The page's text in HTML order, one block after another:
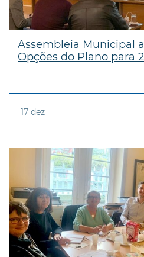
Assembleia Municipal
Opções do Plano para
17 dez